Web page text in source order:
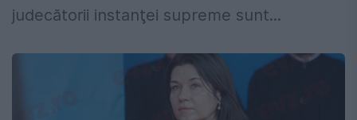
judecătorii instanţei supreme sunt...